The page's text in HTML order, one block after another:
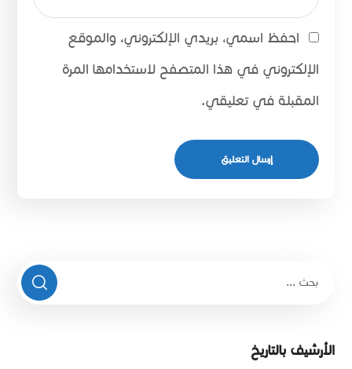
احفظ اسمي، بريدي الإلكتروني، والموقع
الإلكتروني في هذا المتصفح لاستخدامها المرة
المقبلة في تعليقي.
الأرشيف بالتاريخ